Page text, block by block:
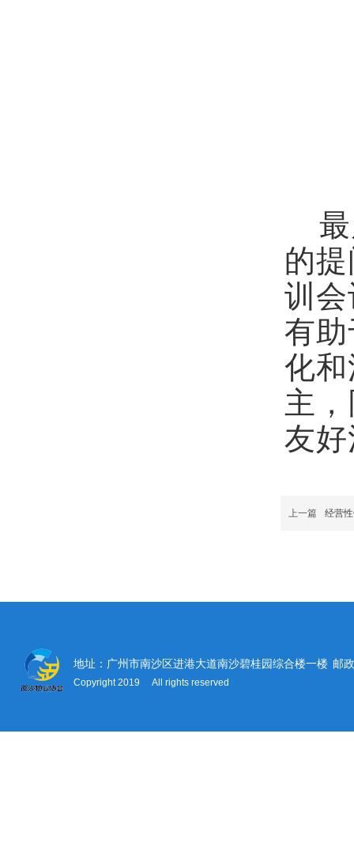
最
的
训
有
化
主
友
上一篇 经营
地址：广州市南沙区进港大道南沙碧桂园综合楼一楼 邮
Copyright 2019 All rights reserved